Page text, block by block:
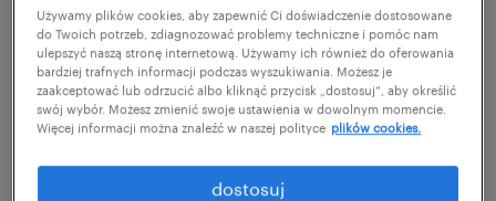
modern microservices architecture. In this
role, you will drive the development of
advanced backend services and seamless
UIs, leveraging cloud technologies (AWS) and
project, extensive training and certification
Używamy plików cookies, aby zapewnić Ci doświadczenie dostosowane
do Twoich potrzeb, zdiagnozować problemy techniczne i pomóc nam
ulepszyć naszą stronę internetową. Używamy ich również do oferowania
bardziej trafnych informacji podczas wyszukiwania. Możesz je
zaakceptować lub odrzucić albo kliknąć przycisk „dostosuj”, aby określić
swój wybór. Możesz zmienić swoje ustawienia w dowolnym momencie.
Więcej informacji można znaleźć w naszej polityce plików cookies.
dostosuj